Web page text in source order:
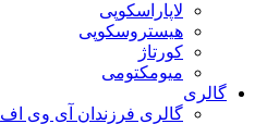
لاپاراسکوپی
هیستروسکوپی
کورتاژ
میومکتومی
گالری
گالری فرزندان آی وی اف